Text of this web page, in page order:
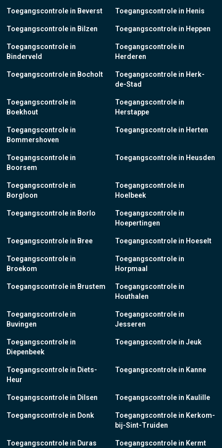
Toegangscontrole in Beverst
Toegangscontrole in Bilzen
Toegangscontrole in
Binderveld
Toegangscontrole in Bocholt
Toegangscontrole in
Boekhout
Toegangscontrole in
Bommershoven
Toegangscontrole in
Boorsem
Toegangscontrole in
Borgloon
Toegangscontrole in Borlo
Toegangscontrole in Bree
Toegangscontrole in
Broekom
Toegangscontrole in Brustem
Toegangscontrole in
Buvingen
Toegangscontrole in
Diepenbeek
Toegangscontrole in Diets-
Heur
Toegangscontrole in Dilsen
Toegangscontrole in Donk
Toegangscontrole in Duras
Toegangscontrole in Henis
Toegangscontrole in Heppen
Toegangscontrole in
Herderen
Toegangscontrole in Herk-
de-Stad
Toegangscontrole in
Herstappe
Toegangscontrole in Herten
Toegangscontrole in Heusden
Toegangscontrole in
Hoelbeek
Toegangscontrole in
Hoepertingen
Toegangscontrole in Hoeselt
Toegangscontrole in
Horpmaal
Toegangscontrole in
Houthalen
Toegangscontrole in
Jesseren
Toegangscontrole in Jeuk
Toegangscontrole in Kanne
Toegangscontrole in Kaulille
Toegangscontrole in Kerkom-
bij-Sint-Truiden
Toegangscontrole in Kermt